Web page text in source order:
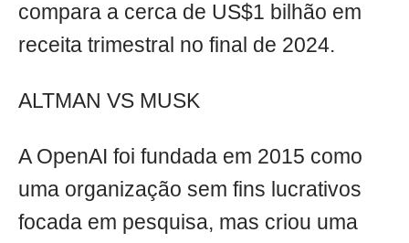
compara a cerca de US$1 bilhão em
receita trimestral no final de 2024.
ALTMAN VS MUSK
A OpenAI foi fundada em 2015 como
uma organização sem fins lucrativos
focada em pesquisa, mas criou uma